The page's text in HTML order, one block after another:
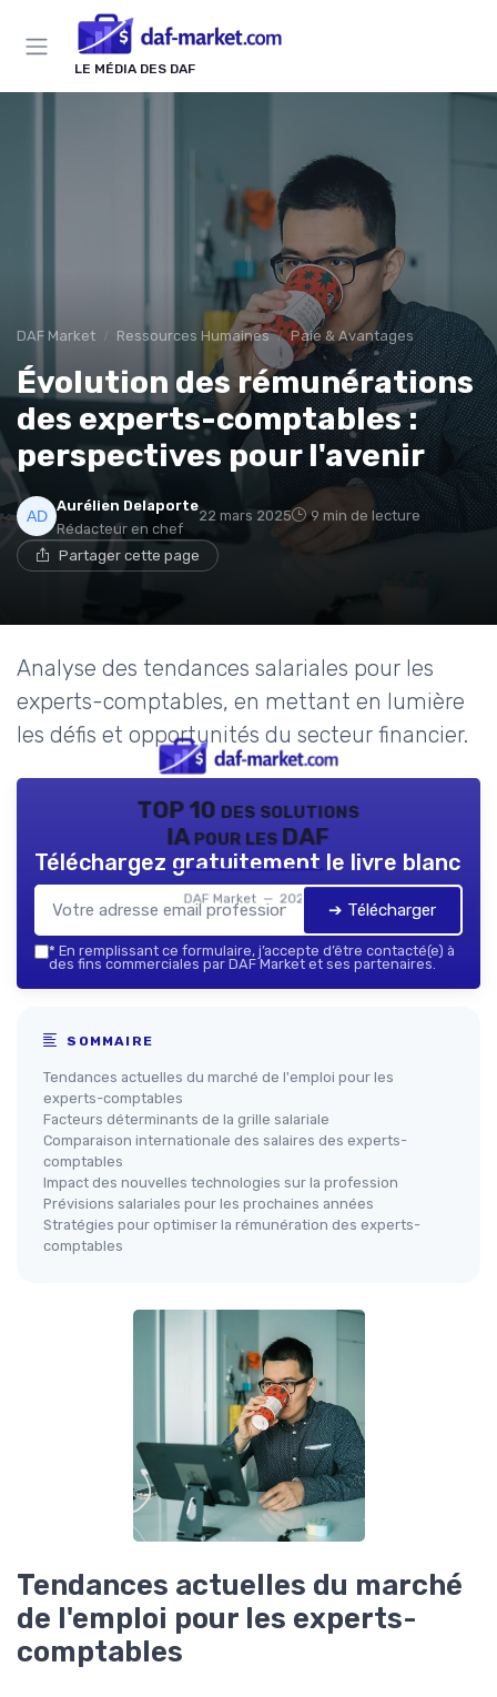
LE MÉDIA DES DAF
DAF Market Ressources Humaines Paie & Avantages
Évolution des rémunérations
des experts-comptables :
perspectives pour l'avenir
Aurélien Delaporte
Rédacteur en chef
22 mars 2025 9 min de lecture
Partager cette page
Analyse des tendances salariales pour les
experts-comptables, en mettant en lumière
les défis et opportunités du secteur financier.
TOP 10 des solutions
IA pour les DAF
DAF Market — 2026
Téléchargez gratuitement le livre blanc
➔ Télécharger
* En remplissant ce formulaire, j’accepte d’être contacté(e) à
des fins commerciales par DAF Market et ses partenaires.
SOMMAIRE
Tendances actuelles du marché de l'emploi pour les
experts-comptables
Facteurs déterminants de la grille salariale
Comparaison internationale des salaires des experts-
comptables
Impact des nouvelles technologies sur la profession
Prévisions salariales pour les prochaines années
Stratégies pour optimiser la rémunération des experts-
comptables
Tendances actuelles du marché
de l'emploi pour les experts-
comptables
Panneau de gestion des cookies